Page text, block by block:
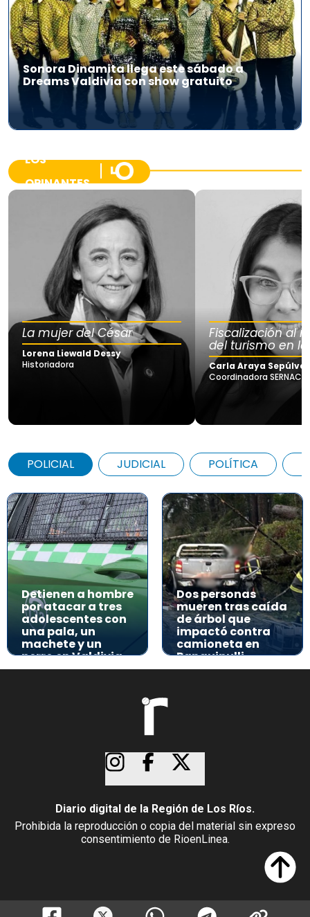
Sonora Dinamita llega este sábado a
Dreams Valdivia con show gratuito
LOS
OPINANTES
La mujer del César
Lorena Liewald Dessy
Historiadora
Fiscalización al
del turismo en
Carla Araya
Coordinadora SERNAC
POLICIAL JUDICIAL POLÍTICA
Detienen a hombre
por atacar a tres
adolescentes con
una pala, un
machete y un
perro en Valdivia
Dos personas
mueren tras caída
de árbol que
impactó contra
camioneta en
Panguipulli
Diario digital de la Región de Los Ríos.
Prohibida la reproducción o copia del material sin expreso
consentimiento de RioenLinea.